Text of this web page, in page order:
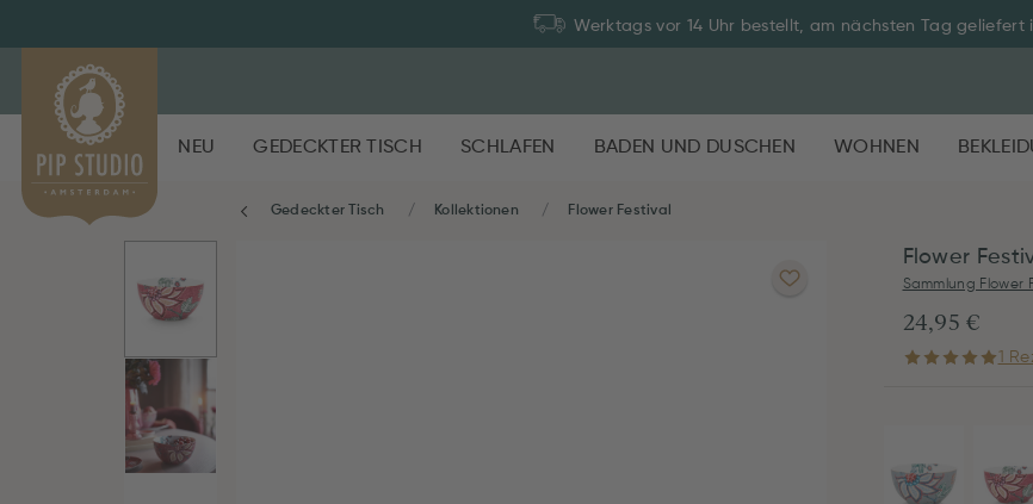
Werktags vor 14 Uhr bestellt, am nächsten Tag geliefert
NEU GEDECKTER TISCH SCHLAFEN BADEN UND DUSCHEN WOHNEN
Gedeckter Tisch Kollektionen Flower Festival
Flower
Sammlung Flower
24,95 €
1